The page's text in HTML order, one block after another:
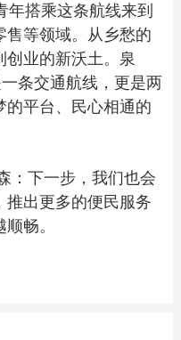
年搭乘这条航线来到
售等领域。从乡愁的
创业的新沃土。泉
条交通航线，更是两
的平台、民心相通的
下一步，我们也会
推出更多的便民服务
畅。